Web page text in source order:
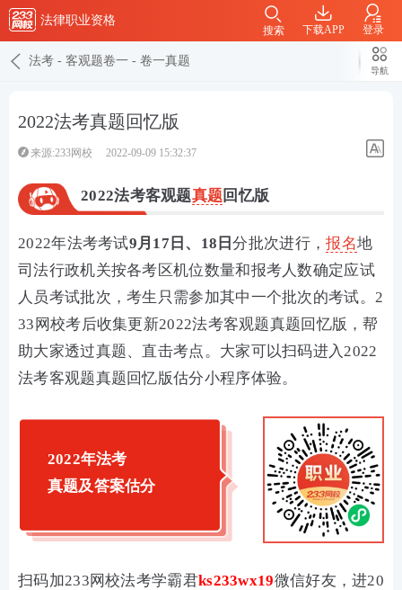
法律职业资格
下载APP 登录
搜索
法考 - 客观题卷一 - 卷一真题
导航
2022法考真题回忆版
来源:233网校 2022-09-09 15:32:37
2022法考客观题真题回忆版
2022年法考考试9月17日、18日分批次进行，报名地
司法行政机关按各考区机位数量和报考人数确定应试
人员考试批次，考生只需参加其中一个批次的考试。2
33网校考后收集更新2022法考客观题真题回忆版，帮
助大家透过真题、直击考点。大家可以扫码进入2022
法考客观题真题回忆版估分小程序体验。
2022年法考
真题及答案估分
扫码加233网校法考学霸君ks233wx19微信好友，进20